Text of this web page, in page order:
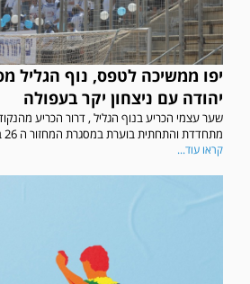
יפו ממשיכה לטפס, נוף הגליל
יהודה עם ניצחון יקר בעפולה
שער עצמי הכריע בנוף הגליל , דרור הכריע
מתחדדת והתחתית בוערת במסגרת המחזור ה 26 בליגה הלאומית...
קראו עוד...